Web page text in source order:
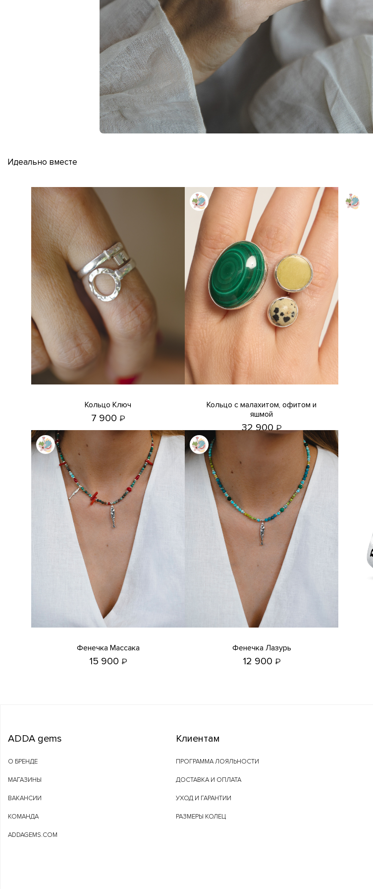
Идеально вместе
Кольцо Ключ
7 900 ₽
Кольцо с малахитом, офитом и
яшмой
32 900₽
Фенечка Массака
15 900 ₽
Фенечка Лазурь
12 900 ₽
ADDA gems
О БРЕНДЕ
МАГАЗИНЫ
ВАКАНСИИ
КОМАНДА
ADDAGEMS.COM
Клиентам
ПРОГРАММА ЛОЯЛЬНОСТИ
ДОСТАВКА И ОПЛАТА
УХОД И ГАРАНТИИ
РАЗМЕРЫ КОЛЕЦ